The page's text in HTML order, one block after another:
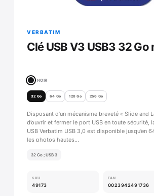
VERBATIM
Clé USB V3 USB3 32 Go
NOIR
32 Go 64 Go 128 Go 256 Go
Disposant d’un mécanisme breveté « Slide and
d’ouvrir et fermer le port USB en toute sécurité,
USB Verbatim USB 3,0 est disponible jusqu’en
les photos hautes…
32 Go ; USB 3
SKU
49173
EAN
0023942491736